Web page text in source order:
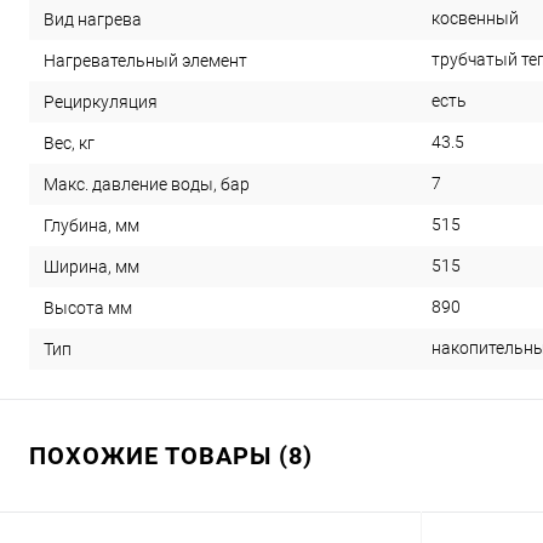
Вид нагрева косвенный
Нагревательный элемент трубчатый
Рециркуляция есть
Вес, кг 43.5
Макс. давление воды, бар 7
Глубина, мм 515
Ширина, мм 515
Высота мм 890
Тип
ПОХОЖИЕ ТОВАРЫ (8)